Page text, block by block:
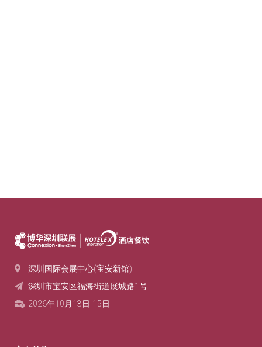
深圳国际会展中心(宝安新馆)
深圳市宝安区福海街道展城路1号‌
2026年10月13日-15日